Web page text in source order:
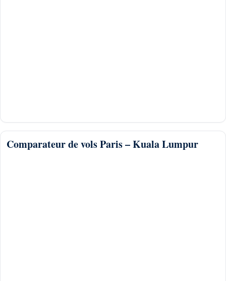
Comparateur de vols Paris – Kuala Lumpur